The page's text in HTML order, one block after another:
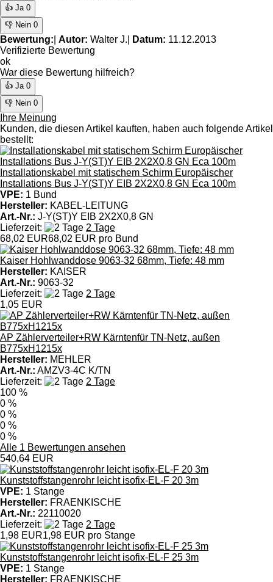
👍 Ja 0
👎 Nein 0
Bewertung: Autor: Walter J. Datum: 11.12.2013
Verifizierte Bewertung
ok
War diese Bewertung hilfreich?
👍 Ja 0
👎 Nein 0
Ihre Meinung
Kunden, die diesen Artikel kauften, haben auch folgende Artikel
bestellt:
Installationskabel mit statischem Schirm Europäischer
Installations Bus J-Y(ST)Y EIB 2X2X0,8 GN Eca 100m
VPE: 1 Bund
Hersteller: KABEL-LEITUNG
Art.-Nr.: J-Y(ST)Y EIB 2X2X0,8 GN
Lieferzeit:
2 Tage
68,02 EUR68,02 EUR pro Bund
Kaiser Hohlwanddose 9063-32 68mm, Tiefe: 48 mm
Hersteller: KAISER
Art.-Nr.: 9063-32
Lieferzeit:
2 Tage
1,05 EUR
AP Zählerverteiler+RW Kärntenfür TN-Netz, außen
B775xH1215x
Hersteller: MEHLER
Art.-Nr.: AMZV3-4C K/TN
Lieferzeit:
2 Tage
100 %
0 %
0 %
0 %
0 %
Alle 1 Bewertungen ansehen
540,64 EUR
Kunststoffstangenrohr leicht isofix-EL-F 20 3m
VPE: 1 Stange
Hersteller: FRAENKISCHE
Art.-Nr.: 22110020
Lieferzeit:
2 Tage
1,98 EUR1,98 EUR pro Stange
Kunststoffstangenrohr leicht isofix-EL-F 25 3m
VPE: 1 Stange
Hersteller: FRAENKISCHE